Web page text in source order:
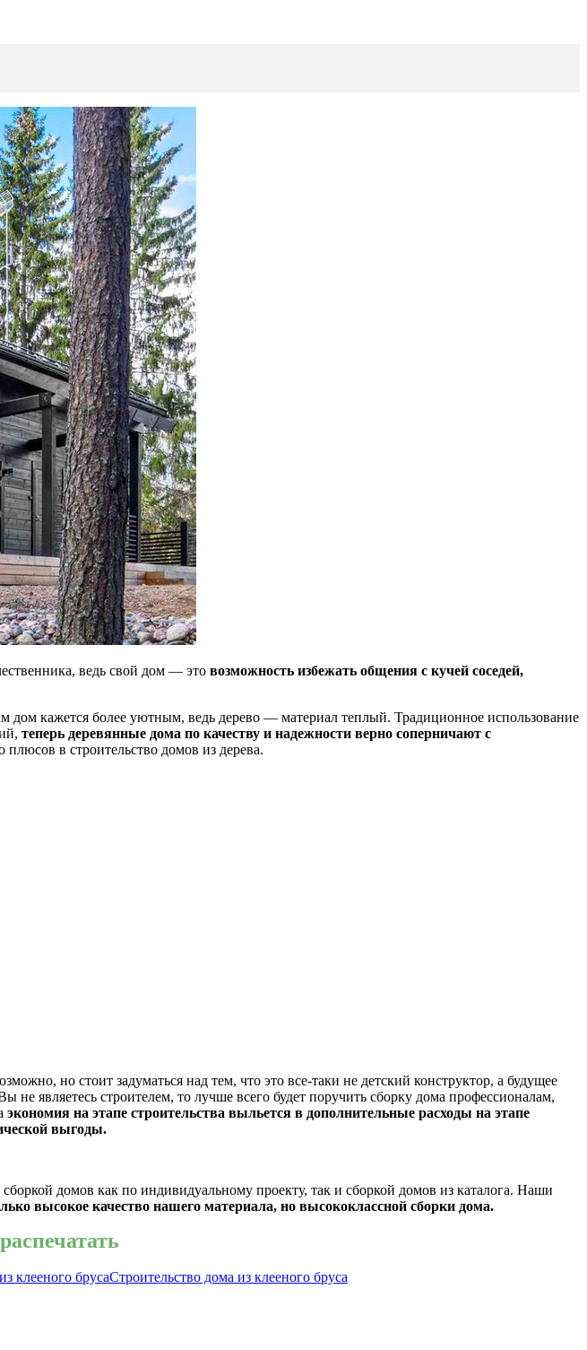
ведь свой дом — это возможность избежать общения с кучей соседей,
дом кажется более уютным, ведь дерево — материал теплый. Традиционное использование
теперь деревянные дома по качеству и надежности верно соперничают с
в строительство домов из дерева.
но стоит задуматься над тем, что это все-таки не детский конструктор, а будущее
не являетесь строителем, то лучше всего будет поручить сборку дома профессионалам,
экономия на этапе строительства выльется в дополнительные расходы на этапе
выгоды.
домов как по индивидуальному проекту, так и сборкой домов из каталога. Наши
высокое качество нашего материала, но высококлассной сборки дома.
клееного брусаСтроительство дома из клееного бруса